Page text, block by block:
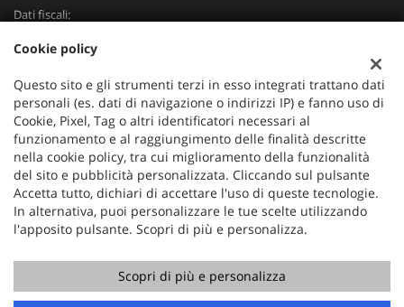
Dati fiscali:
Via Nazionale, 171 PD - 36056 Tezze sul Brenta
Registro delle imprese:PD
Copyright © 2026 GestionaleAuto.com S.r.l., Tutti i diritti
riservati -Leggi l'informativa sulla privacy-Cookie Policy
Cookie policy
Questo sito e gli strumenti terzi in esso integrati trattano dati
personali (es. dati di navigazione o indirizzi IP) e fanno uso di
Cookie, Pixel, Tag o altri identificatori necessari al
funzionamento e al raggiungimento delle finalità descritte
nella cookie policy, tra cui miglioramento della funzionalità
del sito e pubblicità personalizzata. Cliccando sul pulsante
Accetta tutto, dichiari di accettare l'uso di queste tecnologie.
In alternativa, puoi personalizzare le tue scelte utilizzando
l'apposito pulsante. Scopri di più e personalizza.
Scopri di più e personalizza